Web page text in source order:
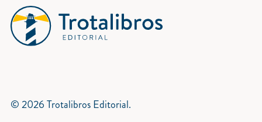
© 2026 Trotalibros Editorial.